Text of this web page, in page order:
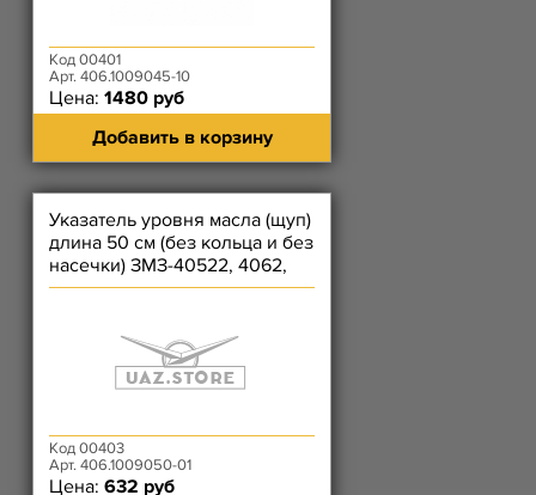
Код 00401
Арт. 406.1009045-10
Цена: 1480 руб
Добавить в корзину
Указатель уровня масла (щуп)
длина 50 см (без кольца и без
насечки) ЗМЗ-40522, 4062,
4063, 409, 4091
Код 00403
Арт. 406.1009050-01
Цена: 632 руб